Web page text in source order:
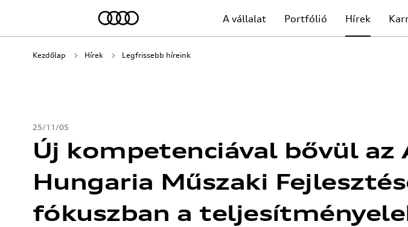
A vállalat Portfólió Hírek
Kezdőlap Hírek Legfrissebb híreink
25/11/05
Új kompetenciával bővül az
Hungaria Műszaki
fókuszban a